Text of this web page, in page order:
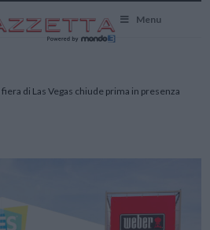
Menu
fiera di Las Vegas chiude prima in presenza